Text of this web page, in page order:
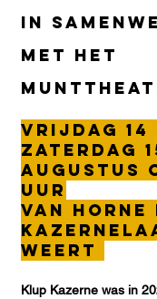
in
met het
Vrijdag 14
zaterdag
augustus
uur
Van Horne
Weert
Klup Kazerne was in